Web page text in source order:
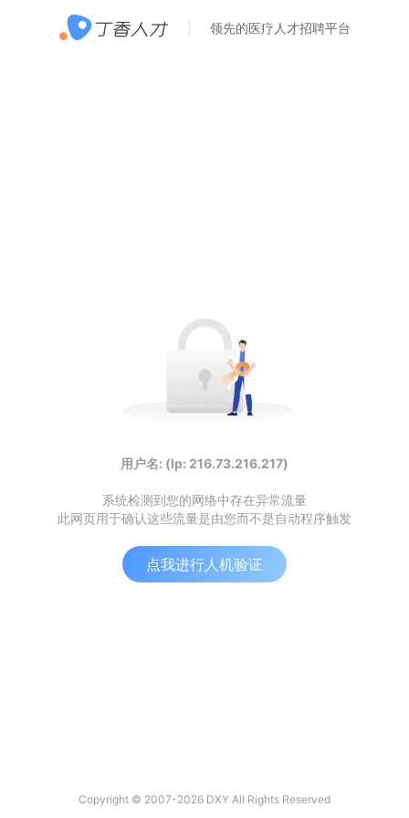
领先的医疗人才招聘平台
用户名: (Ip: 216.73.216.217)
系统检测到您的网络中存在异常流量
此网页用于确认这些流量是由您而不是自动程序触发
点我进行人机验证
Copyright © 2007-2026 DXY All Rights Reserved